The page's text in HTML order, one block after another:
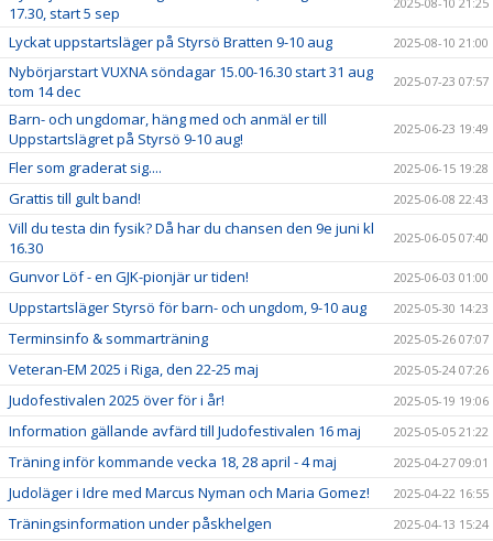
17.30, start 5 sep
Lyckat uppstartsläger på Styrsö Bratten 9-10 aug 2025-08-10 21:00
Nybörjarstart VUXNA söndagar 15.00-16.30 start 31 aug
tom 14 dec
2025-07-23 07:57
Barn- och ungdomar, häng med och anmäl er till
Uppstartslägret på Styrsö 9-10 aug!
2025-06-23 19:49
Fler som graderat sig.... 2025-06-15 19:28
Grattis till gult band! 2025-06-08 22:43
Vill du testa din fysik? Då har du chansen den 9e juni kl
16.30
2025-06-05 07:40
Gunvor Löf - en GJK-pionjär ur tiden! 2025-06-03 01:00
Uppstartsläger Styrsö för barn- och ungdom, 9-10 aug 2025-05-30 14:23
Terminsinfo & sommarträning 2025-05-26 07:07
Veteran-EM 2025 i Riga, den 22-25 maj 2025-05-24 07:26
Judofestivalen 2025 över för i år! 2025-05-19 19:06
Information gällande avfärd till Judofestivalen 16 maj 2025-05-05 21:22
Träning inför kommande vecka 18, 28 april - 4 maj 2025-04-27 09:01
Judoläger i Idre med Marcus Nyman och Maria Gomez! 2025-04-22 16:55
Träningsinformation under påskhelgen 2025-04-13 15:24